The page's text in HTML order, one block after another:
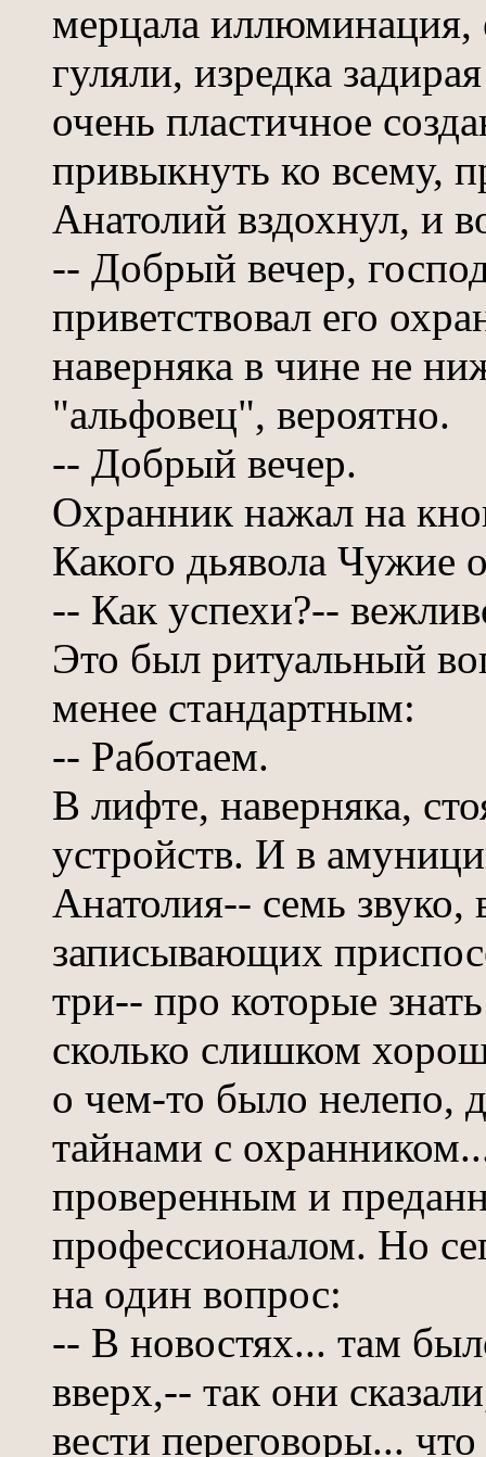
мерцала
гуляли, изредка
очень пластичное
привыкнуть ко всему,
Анатолий вздохнул, и
-- Добрый вечер,
приветствовал его
наверняка в чине не
"альфовец", вероятно.
-- Добрый вечер.
Охранник нажал на
Какого дьявола Чужие
-- Как успехи?--
Это был ритуальный
менее стандартным:
-- Работаем.
В лифте, наверняка,
устройств. И в
Анатолия-- семь звуко,
записывающих
три-- про которые
сколько слишком
о чем-то было нелепо,
тайнами с
проверенным и
профессионалом. Но
на один вопрос:
-- В новостях... там
вверх,-- так они
вести переговоры...